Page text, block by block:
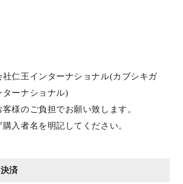
社仁王インターナショナル(カブシキガ
ターナショナル)
様のご負担でお願い致します。
入者名を明記してください。
済